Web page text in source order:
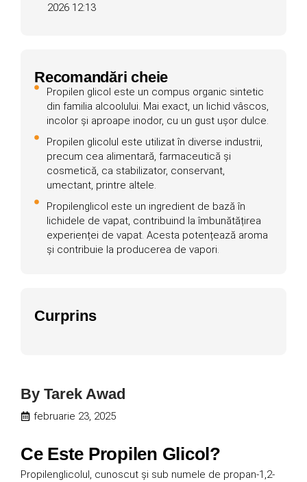
2026 12:13
Recomandări cheie
Propilen glicol este un compus organic sintetic
din familia alcoolului. Mai exact, un lichid vâscos,
incolor și aproape inodor, cu un gust ușor dulce.
Propilen glicolul este utilizat în diverse industrii,
precum cea alimentară, farmaceutică și
cosmetică, ca stabilizator, conservant,
umectant, printre altele.
Propilenglicol este un ingredient de bază în
lichidele de vapat, contribuind la îmbunătățirea
experienței de vapat. Acesta potențează aroma
și contribuie la producerea de vapori.
Curprins
By Tarek Awad
februarie 23, 2025
Ce Este Propilen Glicol?
Propilenglicolul, cunoscut și sub numele de propan-1,2-